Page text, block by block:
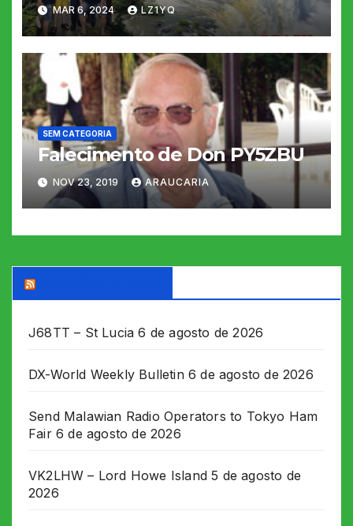
MAR 6, 2024 LZ1YQ
SEM CATEGORIA
Falecimento de Don PY5ZBU
NOV 23, 2019 ARAUCARIA
J68TT – St Lucia 6 de agosto de 2026
DX-World Weekly Bulletin 6 de agosto de 2026
Send Malawian Radio Operators to Tokyo Ham
Fair 6 de agosto de 2026
VK2LHW – Lord Howe Island 5 de agosto de
2026